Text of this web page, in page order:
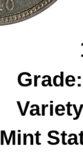
Mint